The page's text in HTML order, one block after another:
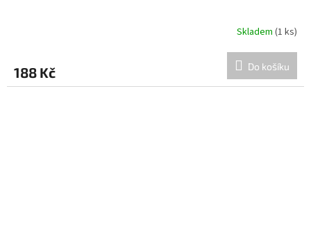
Skladem (1 ks)
188 Kč Do košíku